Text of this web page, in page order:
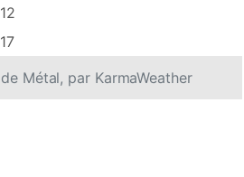
Métal, par KarmaWeather